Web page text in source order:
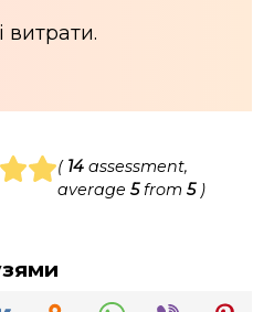
витрати.
( 14assessment,
average 5from 5)